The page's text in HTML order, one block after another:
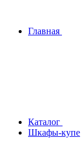
Главная
Каталог
Шкафы-купе